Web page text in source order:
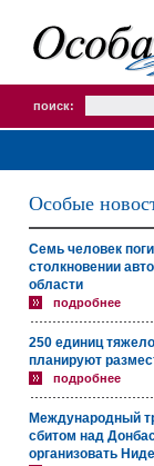
поиск:
Особые
Семь человек
столкновении
области
подробнее
250 единиц
планируют
подробнее
Международный
сбитом над
организовать